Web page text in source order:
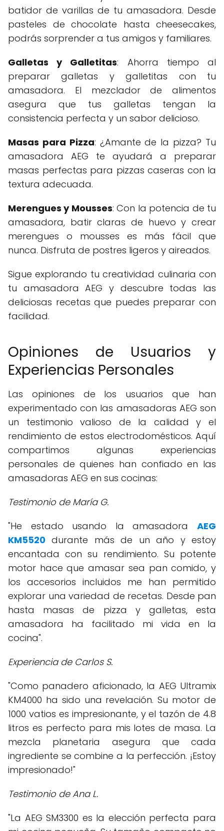
batidor de varillas de tu amasadora. Desde
pasteles de chocolate hasta cheesecakes,
podrás sorprender a tus amigos y familiares.
Galletas y Galletitas: Ahorra tiempo al
preparar galletas y galletitas con tu
amasadora. El mezclador de alimentos
asegura que tus galletas tengan la
consistencia perfecta y un sabor delicioso.
Masas para Pizza: ¿Amante de la pizza? Tu
amasadora AEG te ayudará a preparar
masas perfectas para pizzas caseras con la
textura adecuada.
Merengues y Mousses: Con la potencia de tu
amasadora, batir claras de huevo y crear
merengues o mousses es más fácil que
nunca. Disfruta de postres ligeros y aireados.
Sigue explorando tu creatividad culinaria con
tu amasadora AEG y descubre todas las
deliciosas recetas que puedes preparar con
facilidad.
Opiniones de Usuarios y
Experiencias Personales
Las opiniones de los usuarios que han
experimentado con las amasadoras AEG son
un testimonio valioso de la calidad y el
rendimiento de estos electrodomésticos. Aquí
compartimos algunas experiencias
personales de quienes han confiado en las
amasadoras AEG en sus cocinas:
Testimonio de María G.
"He estado usando la amasadora AEG
KM5520 durante más de un año y estoy
encantada con su rendimiento. Su potente
motor hace que amasar sea pan comido, y
los accesorios incluidos me han permitido
explorar una variedad de recetas. Desde pan
hasta masas de pizza y galletas, esta
amasadora ha facilitado mi vida en la
cocina".
Experiencia de Carlos S.
"Como panadero aficionado, la AEG Ultramix
KM4000 ha sido una revelación. Su motor de
1000 vatios es impresionante, y el tazón de 4.8
litros es perfecto para mis lotes de masa. La
mezcla planetaria asegura que cada
ingrediente se combine a la perfección. ¡Estoy
impresionado!"
Testimonio de Ana L.
"La AEG SM3300 es la elección perfecta para